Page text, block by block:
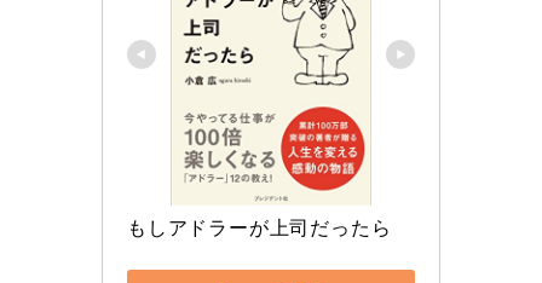
もしアドラーが上司だったら